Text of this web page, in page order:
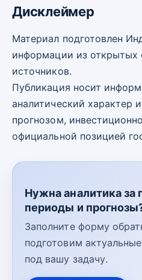
Дисклеймер
Материал подготовлен
информации из открытых
источников.
Публикация носит
аналитический характер
прогнозом,
официальной позицией
Нужна аналитика за
периоды и
Заполните форму
подготовим
под вашу задачу.